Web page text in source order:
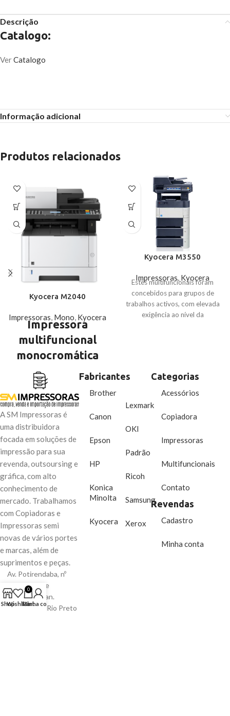
Descrição
Catalogo:
VerCatalogo
Informação adicional
Produtos relacionados
Kyocera M2040
Impressoras, Mono, Kyocera
Impressora
multifuncional
monocromática
Velocidade
: Até 40 páginas por
minuto
Qualidade de Impressão: Até
1200 x 1200 dpi
Ideal para: Pequenos e médios
escritórios que buscam uma
solução de impressão eficiente,
com impressão duplex e
recursos de segurança
Kyocera M3550
Impressoras, Kyocera
Estes multifuncionais foram
concebidos para grupos de
trabalhos activos, com elevada
exigência ao nível da
A SM Impressoras é
uma distribuidora
focada em soluções de
impressão para sua
revenda, outsoursing e
gráfica, com alto
conhecimento de
mercado. Trabalhamos
com Copiadoras e
Impressoras semi
novas de vários portes
e marcas, além de
suprimentos e peças.
Av. Potirendaba, nº
3970. Cidade
Jardim/Coplan.
São José do Rio Preto
Fabricantes
Brother
Canon
Epson
HP
Konica
Minolta
Kyocera
Lexmark
OKI
Padrão
Ricoh
Samsung
Xerox
Categorias
Acessórios
Copiadora
Impressoras
Multifuncionais
Contato
Revendas
Cadastro
Minha conta
ShopWishlist
0
Cart
Minha conta